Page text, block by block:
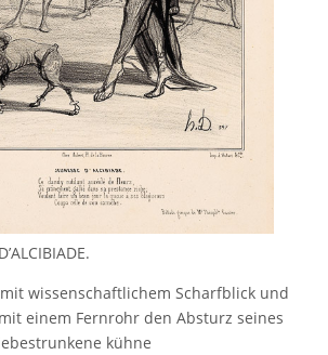
wissenschaftlichem Scharfblick und
einem Fernrohr den Absturz seines
kühne